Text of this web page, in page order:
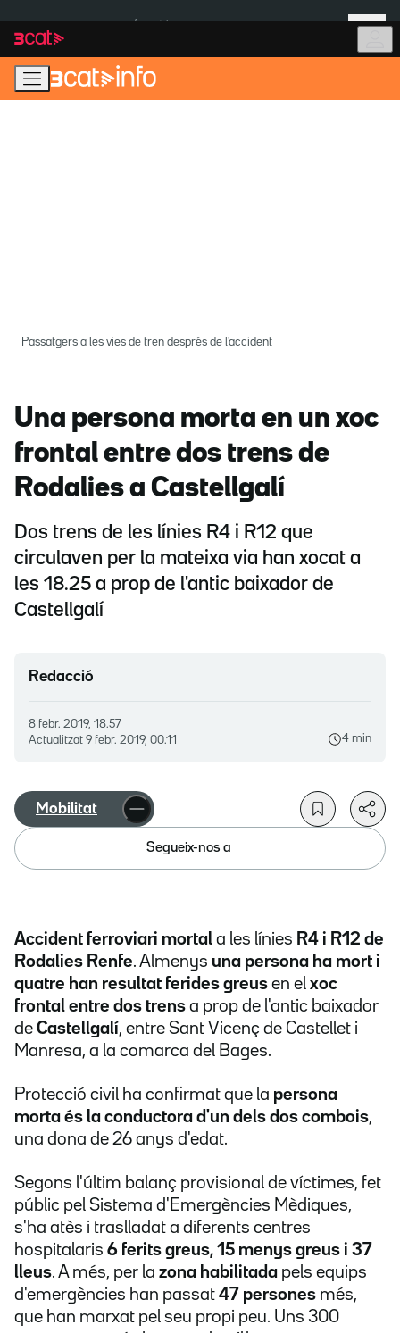
navegació
principal
contingut
Més
Passatgers a les vies de tren després de l'accident
Una persona morta en un xoc
frontal entre dos trens de
Rodalies a Castellgalí
Dos trens de les línies R4 i R12 que
circulaven per la mateixa via han xocat a
les 18.25 a prop de l'antic baixador de
Castellgalí
Redacció
8 febr. 2019, 18.57
Actualitzat 9 febr. 2019, 00.11 4 min
Mobilitat
Segueix-nos a
Accident ferroviari mortal a les línies R4 i R12 de
Rodalies Renfe. Almenys una persona ha mort i
quatre han resultat ferides greus en el xoc
frontal entre dos trens a prop de l'antic baixador
de Castellgalí, entre Sant Vicenç de Castellet i
Manresa, a la comarca del Bages.
Protecció civil ha confirmat que la persona
morta és la conductora d'un dels dos combois,
una dona de 26 anys d'edat.
Segons l'últim balanç provisional de víctimes, fet
públic pel Sistema d'Emergències Mèdiques,
s'ha atès i traslladat a diferents centres
hospitalaris 6 ferits greus, 15 menys greus i 37
lleus. A més, per la zona habilitada pels equips
d'emergències han passat 47 persones més,
que han marxat pel seu propi peu. Uns 300